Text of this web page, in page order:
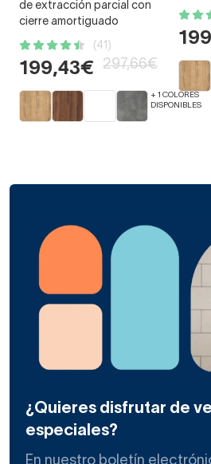
de extracción parcial con
cierre amortiguado
(41)
199,43€ 297,66€
+ 1 COLORES
DISPONIBLES
¿Quieres disfrutar de
especiales?
En nuestro boletín